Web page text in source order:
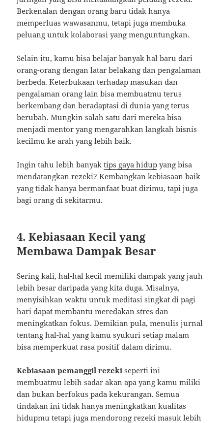
Berkenalan dengan orang baru tidak hanya
memperluas wawasanmu, tetapi juga membuka
peluang untuk kolaborasi yang menguntungkan.
Selain itu, kamu bisa belajar banyak hal baru dari
orang-orang dengan latar belakang dan pengalaman
berbeda. Keterbukaan terhadap masukan dan
pengalaman orang lain bisa membuatmu terus
berkembang dan beradaptasi di dunia yang terus
berubah. Mungkin salah satu dari mereka bisa
menjadi mentor yang mengarahkan langkah bisnis
kecilmu ke arah yang lebih baik.
Ingin tahu lebih banyaktips gaya hidup yang bisa
mendatangkan rezeki? Kembangkan kebiasaan baik
yang tidak hanya bermanfaat buat dirimu, tapi juga
bagi orang di sekitarmu.
4. Kebiasaan Kecil yang
Membawa Dampak Besar
Sering kali, hal-hal kecil memiliki dampak yang jauh
lebih besar daripada yang kita duga. Misalnya,
menyisihkan waktu untuk meditasi singkat di pagi
hari dapat membantu meredakan stres dan
meningkatkan fokus. Demikian pula, menulis jurnal
tentang hal-hal yang kamu syukuri setiap malam
bisa memperkuat rasa positif dalam dirimu.
Kebiasaan pemanggil rezeki seperti ini
membuatmu lebih sadar akan apa yang kamu miliki
dan bukan berfokus pada kekurangan. Semua
tindakan ini tidak hanya meningkatkan kualitas
hidupmu tetapi juga mendorong rezeki masuk lebih